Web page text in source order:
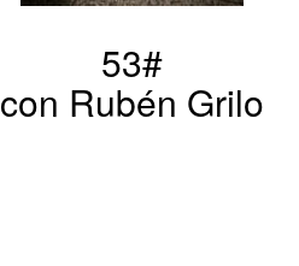
53#
con Rubén Grilo